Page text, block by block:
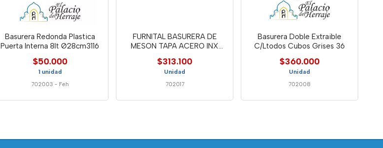
Basurera Redonda Plastica
Puerta Interna 8lt Ø28cm3116
$50.000
1 unidad
702003 - Feh
FURNITAL BASURERA DE
MESON TAPA ACERO INX
7LT- ALS
$313.100
Unidad
702017
Basurera Doble Extraible
C/Ltodos Cubos Grises 36
$360.000
Unidad
702008